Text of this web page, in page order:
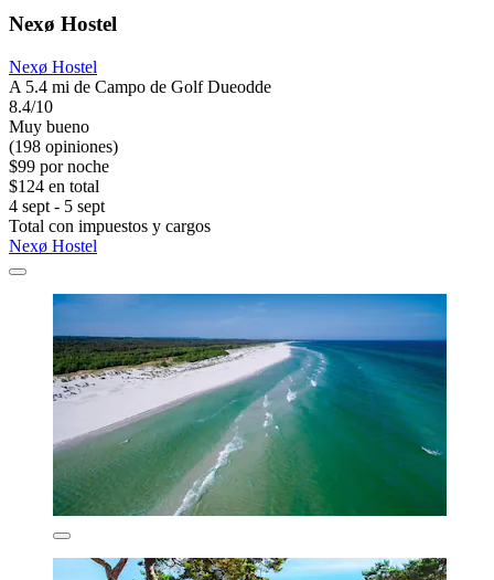
Nexø Hostel
Nexø Hostel
A 5.4 mi de Campo de Golf Dueodde
8.4/10
Muy bueno
(198 opiniones)
$99 por noche
$124 en total
4 sept - 5 sept
Total con impuestos y cargos
Nexø Hostel